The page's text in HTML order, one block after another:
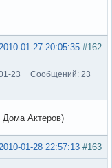
#162
2010-01-27 20:05:35
23
Сообщений: 23
Дома Актеров)
#163
2010-01-28 22:57:13